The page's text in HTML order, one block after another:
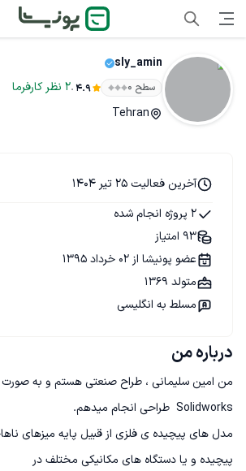
sly_amin
سطح ۰ 4.9
.
2 نظر کارفرما
Tehran
درباره من
من امین سلیمانی ، طراح صنعتی هستم و به صورت
مدل های پیچیده ی فلزی از قبیل پایه میزهای
پیچیده و یا دستگاه های مکانیکی مختلف در
آخرین فعالیت 25 تیر 1404
2 پروژه انجام شده
93 امتیاز
عضو پونیشا از 02 خرداد 1395
متولد 1369
مسلط به انگلیسی